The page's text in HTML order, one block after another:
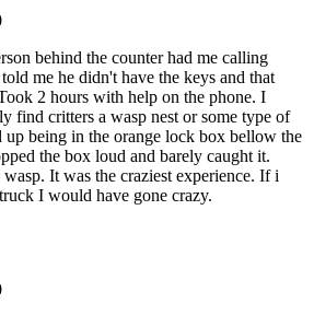
behind the counter had me calling
me he didn't have the keys and that
2 hours with help on the phone. I
find critters a wasp nest or some type of
up being in the orange lock box bellow the
the box loud and barely caught it.
It was the craziest experience. If i
I would have gone crazy.